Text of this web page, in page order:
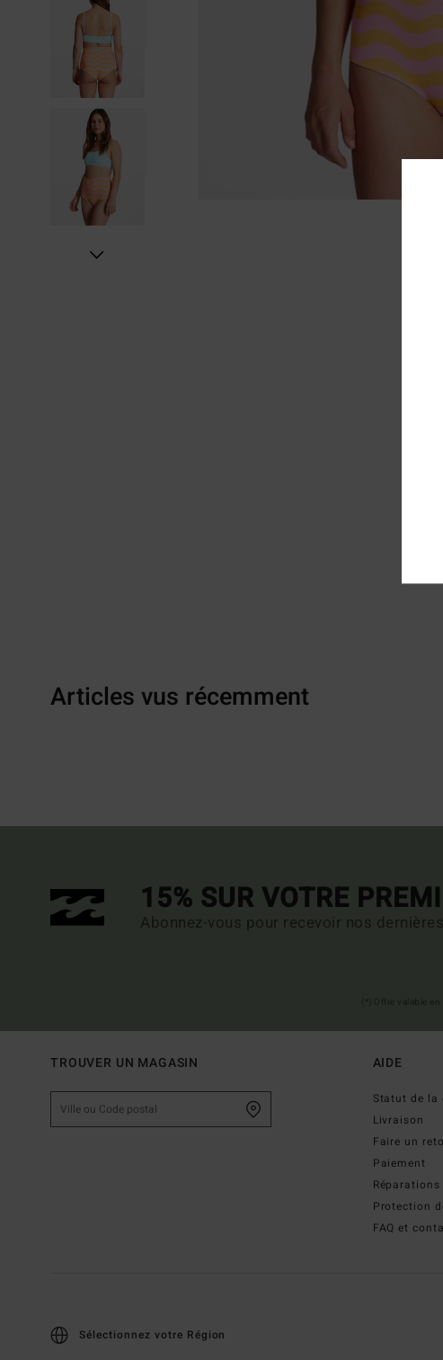
Articles vus récemment
15% SUR VOTRE
Abonnez-vous pour recevoir nos
TROUVER UN MAGASIN AIDE
Statut de la
Livraison
Faire un
Paiement
Protection
FAQ et
Sélectionnez votre Région